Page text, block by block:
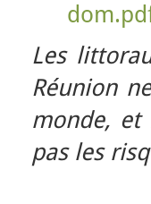
Les
Réunion
monde, et
pas les